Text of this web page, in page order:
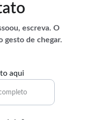
aqui
escreva. O
gesto de chegar.